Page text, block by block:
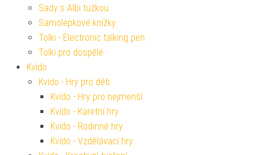
Sady s Albi tužkou
Samolepkové knížky
Tolki - Electronic talking pen
Tolki pro dospělé
Kvído
Kvído - Hry pro děti
Kvído - Hry pro nejmenší
Kvído - Karetní hry
Kvído - Rodinné hry
Kvído - Vzdělávací hry